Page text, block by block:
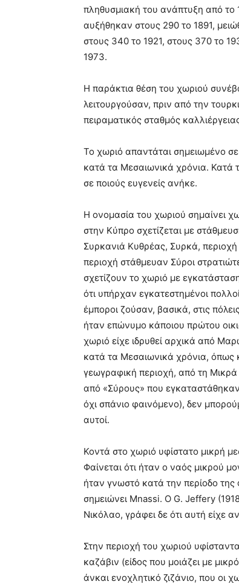
πληθυσμιακή του ανάπτυξη από το
αυξήθηκαν στους 290 το 1891,
στους 340 το 1921, στους 370 το
1973.
Η παράκτια θέση του χωριού
λειτουργούσαν, πριν από την
πειραματικός σταθμός
Το χωριό απαντάται σημειωμένο
κατά τα Μεσαιωνικά χρόνια. Κατά
σε ποιούς ευγενείς ανήκε.
Η ονομασία του χωριού σημαίνει
στην Κύπρο σχετίζεται με
Συρκανιά Κυθρέας, Συρκά,
περιοχή στάθμευαν Σύροι
σχετίζουν το χωριό με
ότι υπήρχαν εγκατεστημένοι
έμποροι ζούσαν, βασικά, στις
ήταν επώνυμο κάποιου πρώτου
χωριό είχε ιδρυθεί αρχικά από
κατά τα Μεσαιωνικά χρόνια, όπως
γεωγραφική περιοχή, από τη Μικρά
από «Σύρους» που
όχι σπάνιο φαινόμενο), δεν
αυτοί.
Κοντά στο χωριό υφίστατο μικρή
Φαίνεται ότι ήταν ο ναός μικρού
ήταν γνωστό κατά την περίοδο
σημειώνει Mnassi. O G. Jeffery
Νικόλαο, γράφει δε ότι αυτή είχε
Στην περιοχή του χωριού
καζάβιν (είδος που μοιάζει με
άνκαι ενοχλητικό ζιζάνιο, που οι